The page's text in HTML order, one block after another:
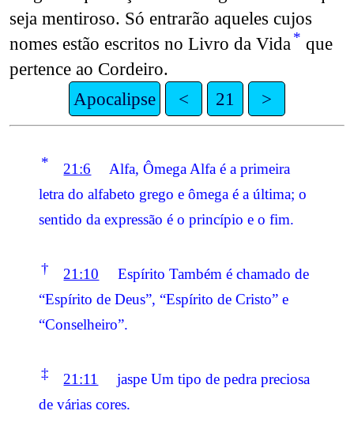
seja mentiroso. Só entrarão aqueles cujos
nomes estão escritos no Livro da Vida * que
pertence ao Cordeiro.
Apocalipse
< 21 >
* 21:6
Alfa, Ômega Alfa é a primeira
letra do alfabeto grego e ômega é a última; o
sentido da expressão é o princípio e o fim.
† 21:10
Espírito Também é chamado de
“Espírito de Deus”, “Espírito de Cristo” e
“Conselheiro”.
‡ 21:11
jaspe Um tipo de pedra preciosa
de várias cores.